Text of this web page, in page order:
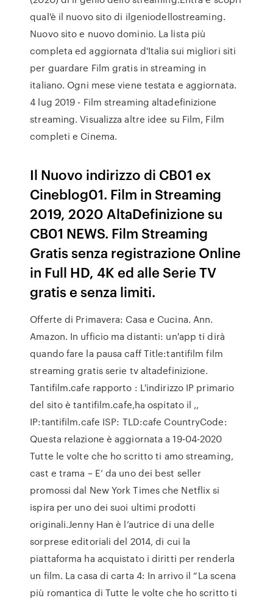
qual'è il nuovo sito di ilgeniodellostreaming.
Nuovo sito e nuovo dominio. La lista più
completa ed aggiornata d'Italia sui migliori siti
per guardare Film gratis in streaming in
italiano. Ogni mese viene testata e aggiornata.
4 lug 2019 - Film streaming altadefinizione
streaming. Visualizza altre idee su Film, Film
completi e Cinema.
Il Nuovo indirizzo di CB01 ex
Cineblog01. Film in Streaming
2019, 2020 AltaDefinizione su
CB01 NEWS. Film Streaming
Gratis senza registrazione Online
in Full HD, 4K ed alle Serie TV
gratis e senza limiti.
Offerte di Primavera: Casa e Cucina. Ann.
Amazon. In ufficio ma distanti: un'app ti dirà
quando fare la pausa caff Title:tantifilm film
streaming gratis serie tv altadefinizione.
Tantifilm.cafe rapporto : L'indirizzo IP primario
del sito è tantifilm.cafe,ha ospitato il ,,
IP:tantifilm.cafe ISP: TLD:cafe CountryCode:
Questa relazione è aggiornata a 19-04-2020
Tutte le volte che ho scritto ti amo streaming,
cast e trama – E’ da uno dei best seller
promossi dal New York Times che Netflix si
ispira per uno dei suoi ultimi prodotti
originali.Jenny Han è l’autrice di una delle
sorprese editoriali del 2014, di cui la
piattaforma ha acquistato i diritti per renderla
un film. La casa di carta 4: In arrivo il “La scena
più romantica di Tutte le volte che ho scritto ti